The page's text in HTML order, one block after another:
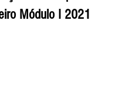
Módulo I 2021